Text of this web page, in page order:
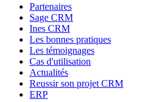
Partenaires
Sage CRM
Ines CRM
Les bonnes pratiques
Les témoignages
Cas d'utilisation
Actualités
Reussir son projet CRM
ERP